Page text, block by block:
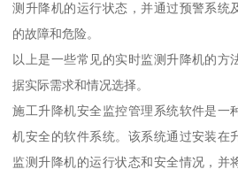
测升降机的运行状态，并通过预警系统
的故障和危险。
以上是一些常见的实时监测升降机的方
据实际需求和情况选择。
施工升降机安全监控管理系统软件是一
机安全的软件系统。该系统通过安装在
监测升降机的运行状态和安全情况，并